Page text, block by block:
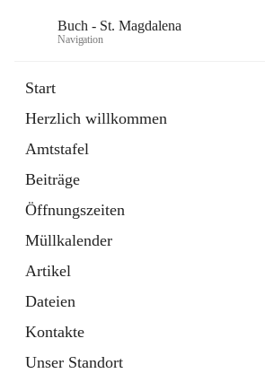
Buch - St. Magdalena
Navigation
Start
Herzlich willkommen
Amtstafel
Beiträge
Öffnungszeiten
Müllkalender
Artikel
Dateien
Kontakte
Unser Standort
11 Schnellzugriffe
Bürgerservice
10 Schnellzugriffe